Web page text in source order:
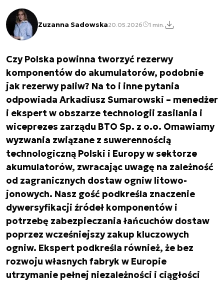
Zuzanna Sadowska20.05.2026 1 min.
Czy Polska powinna tworzyć rezerwy
komponentów do akumulatorów, podobnie
jak rezerwy paliw? Na to i inne pytania
odpowiada Arkadiusz Sumarowski – menedżer
i ekspert w obszarze technologii zasilania i
wiceprezes zarządu BTO Sp. z o.o. Omawiamy
wyzwania związane z suwerennością
technologiczną Polski i Europy w sektorze
akumulatorów, zwracając uwagę na zależność
od zagranicznych dostaw ogniw litowo-
jonowych. Nasz gość podkreśla znaczenie
dywersyfikacji źródeł komponentów i
potrzebę zabezpieczania łańcuchów dostaw
poprzez wcześniejszy zakup kluczowych
ogniw. Ekspert podkreśla również, że bez
rozwoju własnych fabryk w Europie
utrzymanie pełnej niezależności i ciągłości